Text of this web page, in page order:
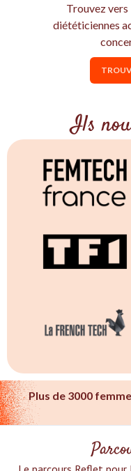
Trouvez vers
diététiciennes
Ils
Plus de 3000